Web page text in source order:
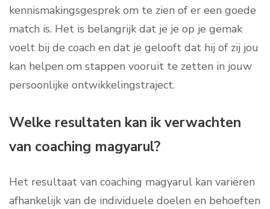
kennismakingsgesprek om te zien of er een goede
match is. Het is belangrijk dat je je op je gemak
voelt bij de coach en dat je gelooft dat hij of zij jou
kan helpen om stappen vooruit te zetten in jouw
persoonlijke ontwikkelingstraject.
Welke resultaten kan ik verwachten
van coaching magyarul?
Het resultaat van coaching magyarul kan variëren
afhankelijk van de individuele doelen en behoeften